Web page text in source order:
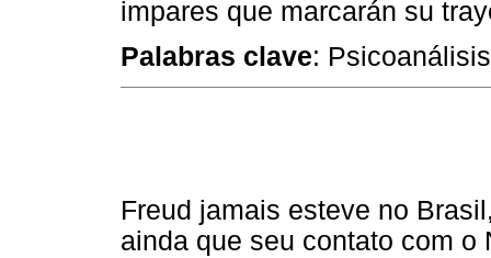
impares que marcarán su
Palabras clave:
Freud jamais esteve no
ainda que seu contato com o